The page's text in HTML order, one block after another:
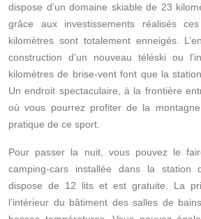
dispose d’un domaine skiable de 23
grâce aux investissements réalisés
kilomètres sont totalement enneigés.
construction d’un nouveau téléski ou
kilomètres de brise-vent font que la
Un endroit spectaculaire, à la frontière
où vous pourrez profiter de la
pratique de ce sport.
Pour passer la nuit, vous pouvez le
camping-cars installée dans la station
dispose de 12 lits et est gratuite. La
l’intérieur du bâtiment des salles de